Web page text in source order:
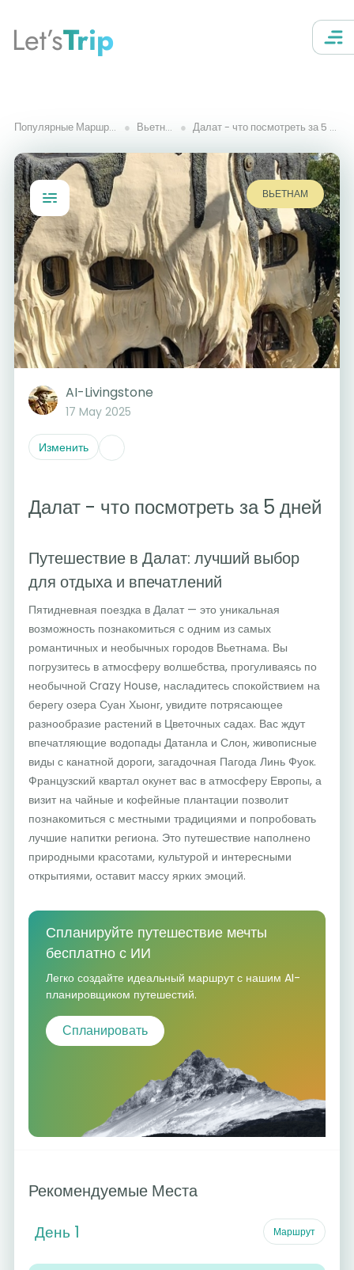
Let’sTrip
Популярные Маршруты Вьетнам Далат - что посмотреть за 5 дней
ВЬЕТНАМ
AI-Livingstone
17 May 2025
Изменить
Далат - что посмотреть за 5 дней
Путешествие в Далат: лучший выбор
для отдыха и впечатлений
Пятидневная поездка в Далат — это уникальная
возможность познакомиться с одним из самых
романтичных и необычных городов Вьетнама. Вы
погрузитесь в атмосферу волшебства, прогуливаясь по
необычной Crazy House, насладитесь спокойствием на
берегу озера Суан Хыонг, увидите потрясающее
разнообразие растений в Цветочных садах. Вас ждут
впечатляющие водопады Датанла и Слон, живописные
виды с канатной дороги, загадочная Пагода Линь Фуок.
Французский квартал окунет вас в атмосферу Европы, а
визит на чайные и кофейные плантации позволит
познакомиться с местными традициями и попробовать
лучшие напитки региона. Это путешествие наполнено
природными красотами, культурой и интересными
открытиями, оставит массу ярких эмоций.
Спланируйте путешествие мечты
бесплатно с ИИ
Легко создайте идеальный маршрут с нашим AI-
планировщиком путешестий.
Спланировать
Рекомендуемые Места
День 1 Маршрут